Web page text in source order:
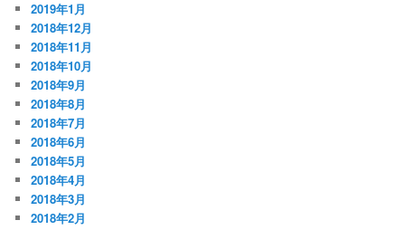
2019年1月
2018年12月
2018年11月
2018年10月
2018年9月
2018年8月
2018年7月
2018年6月
2018年5月
2018年4月
2018年3月
2018年2月